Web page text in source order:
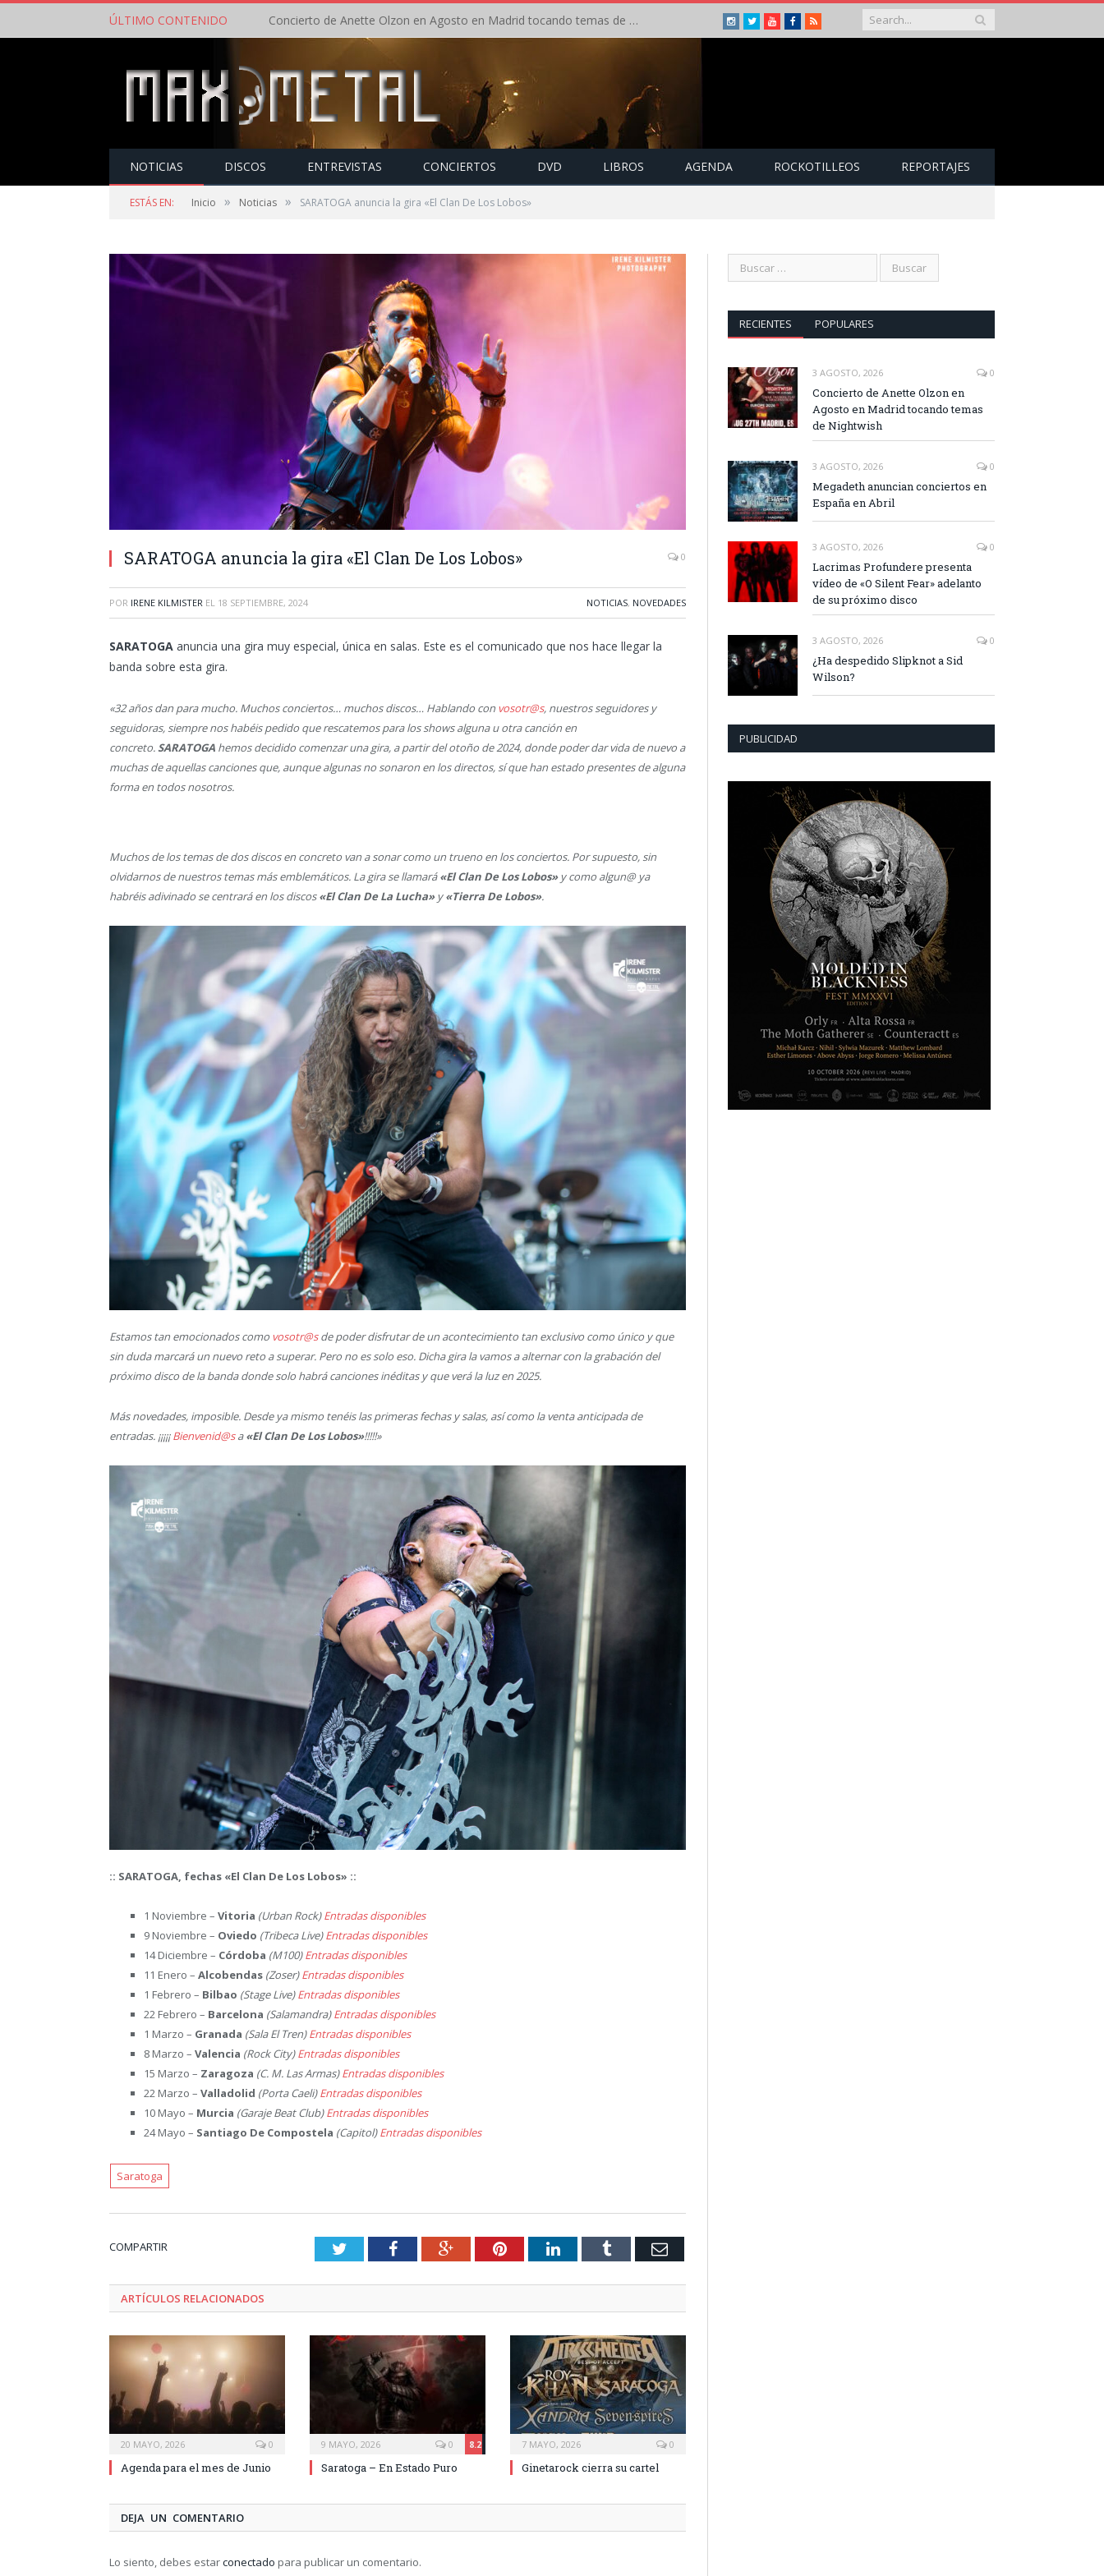
ÚLTIMO CONTENIDO Concierto de Anette Olzon en Agosto en Madrid tocando temas de Nightwish Instagram
TwitterYoutubeFacebook
RSS
NOTICIAS DISCOS ENTREVISTAS CONCIERTOS DVD LIBROS AGENDA ROCKOTILLEOS REPORTAJES
ESTÁS EN: Inicio » Noticias » SARATOGA anuncia la gira «El Clan De Los Lobos»
SARATOGA anuncia la gira «El Clan De Los Lobos» 0
POR IRENE KILMISTER EL 18 SEPTIEMBRE, 2024 NOTICIAS, NOVEDADES
SARATOGA anuncia una gira muy especial, única en salas. Este es el comunicado que nos hace llegar la
banda sobre esta gira.
«32 años dan para mucho. Muchos conciertos… muchos discos… Hablando con vosotr@s, nuestros seguidores y
seguidoras, siempre nos habéis pedido que rescatemos para los shows alguna u otra canción en
concreto. SARATOGA hemos decidido comenzar una gira, a partir del otoño de 2024, donde poder dar vida de nuevo a
muchas de aquellas canciones que, aunque algunas no sonaron en los directos, sí que han estado presentes de alguna
forma en todos nosotros.
Muchos de los temas de dos discos en concreto van a sonar como un trueno en los conciertos. Por supuesto, sin
olvidarnos de nuestros temas más emblemáticos. La gira se llamará«El Clan De Los Lobos»y como algun@ ya
habréis adivinado se centrará en los discos«El Clan De La Lucha»y«Tierra De Lobos».
Estamos tan emocionados como vosotr@sde poder disfrutar de un acontecimiento tan exclusivo como único y que
sin duda marcará un nuevo reto a superar. Pero no es solo eso. Dicha gira la vamos a alternar con la grabación del
próximo disco de la banda donde solo habrá canciones inéditas y que verá la luz en 2025.
Más novedades, imposible. Desde ya mismo tenéis las primeras fechas y salas, así como la venta anticipada de
entradas. ¡¡¡¡¡Bienvenid@sa«El Clan De Los Lobos»!!!!!»
:: SARATOGA, fechas «El Clan De Los Lobos» ::
1 Noviembre – Vitoria (Urban Rock)Entradas disponibles
9 Noviembre – Oviedo (Tribeca Live)Entradas disponibles
14 Diciembre – Córdoba (M100)Entradas disponibles
11 Enero – Alcobendas (Zoser)Entradas disponibles
1 Febrero – Bilbao (Stage Live)Entradas disponibles
22 Febrero – Barcelona (Salamandra)Entradas disponibles
1 Marzo – Granada (Sala El Tren)Entradas disponibles
8 Marzo – Valencia (Rock City)Entradas disponibles
15 Marzo – Zaragoza (C. M. Las Armas)Entradas disponibles
22 Marzo – Valladolid (Porta Caeli)Entradas disponibles
10 Mayo – Murcia (Garaje Beat Club)Entradas disponibles
24 Mayo – Santiago De Compostela (Capitol)Entradas disponibles
Saratoga
COMPARTIR TwitterFacebookGoogle+PinterestLinkedInTumblr Email
ARTÍCULOS RELACIONADOS
20 MAYO, 2026 0
Agenda para el mes de Junio
9 MAYO, 2026 8.2
0
Saratoga – En Estado Puro
7 MAYO, 2026 0
Ginetarock cierra su cartel
DEJA UN COMENTARIO
Lo siento, debes estarconectado para publicar un comentario.
RECIENTES POPULARES
3 AGOSTO, 2026 0
Concierto de Anette Olzon en
Agosto en Madrid tocando temas
de Nightwish
3 AGOSTO, 2026 0
Megadeth anuncian conciertos en
España en Abril
3 AGOSTO, 2026 0
Lacrimas Profundere presenta
vídeo de «O Silent Fear» adelanto
de su próximo disco
3 AGOSTO, 2026 0
¿Ha despedido Slipknot a Sid
Wilson?
PUBLICIDAD